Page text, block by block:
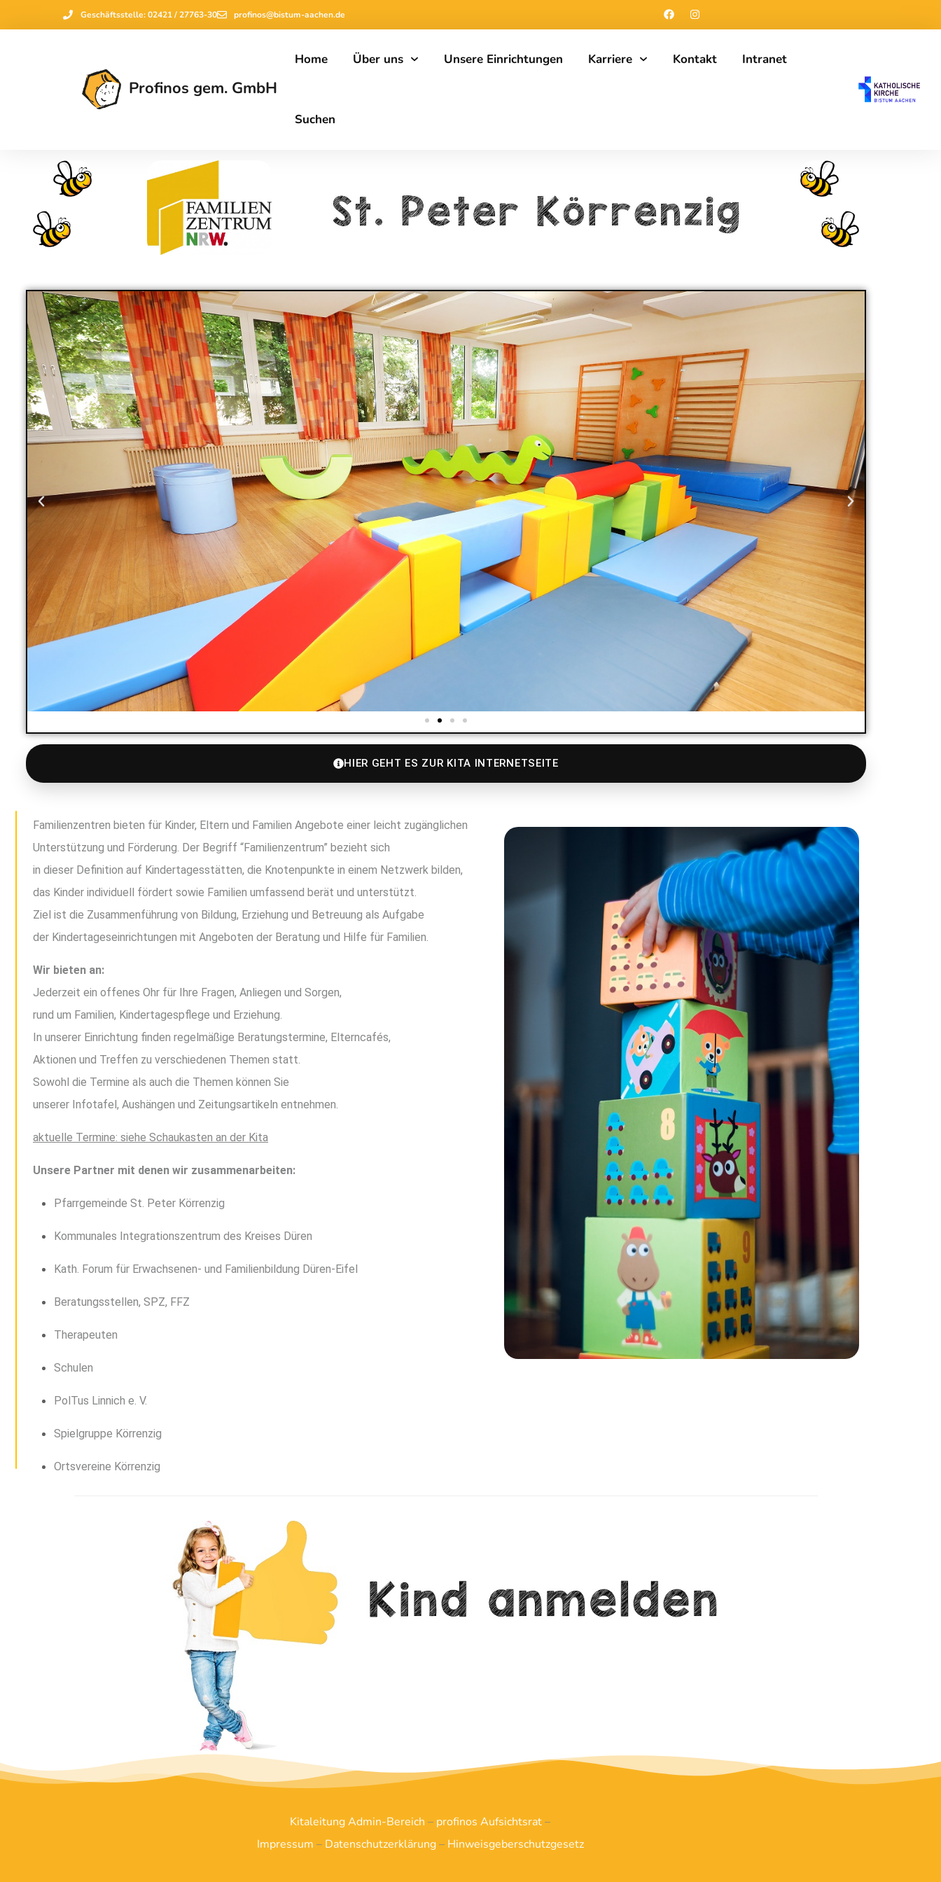
Geschäftsstelle: 02421 / 27763-30 profinos@bistum-aachen.de
Profinos gem. GmbH
Home Über uns Unsere Einrichtungen Karriere Kontakt Intranet
Suchen
HIER GEHT ES ZUR KITA INTERNETSEITE
Familienzentren bieten für Kinder, Eltern und Familien Angebote einer leicht zugänglichen
Unterstützung und Förderung. Der Begriff “Familienzentrum” bezieht sich
in dieser Definition auf Kindertagesstätten, die Knotenpunkte in einem Netzwerk bilden,
das Kinder individuell fördert sowie Familien umfassend berät und unterstützt.
Ziel ist die Zusammenführung von Bildung, Erziehung und Betreuung als Aufgabe
der Kindertageseinrichtungen mit Angeboten der Beratung und Hilfe für Familien.
Wir bieten an:
Jederzeit ein offenes Ohr für Ihre Fragen, Anliegen und Sorgen,
rund um Familien, Kindertagespflege und Erziehung.
In unserer Einrichtung finden regelmäßige Beratungstermine, Elterncafés,
Aktionen und Treffen zu verschiedenen Themen statt.
Sowohl die Termine als auch die Themen können Sie
unserer Infotafel, Aushängen und Zeitungsartikeln entnehmen.
aktuelle Termine: siehe Schaukasten an der Kita
Unsere Partner mit denen wir zusammenarbeiten:
Pfarrgemeinde St. Peter Körrenzig
Kommunales Integrationszentrum des Kreises Düren
Kath. Forum für Erwachsenen- und Familienbildung Düren-Eifel
Beratungsstellen, SPZ, FFZ
Therapeuten
Schulen
PolTus Linnich e. V.
Spielgruppe Körrenzig
Ortsvereine Körrenzig
Kitaleitung Admin-Bereich – profinos Aufsichtsrat–
Impressum – Datenschutzerklärung– Hinweisgeberschutzgesetz